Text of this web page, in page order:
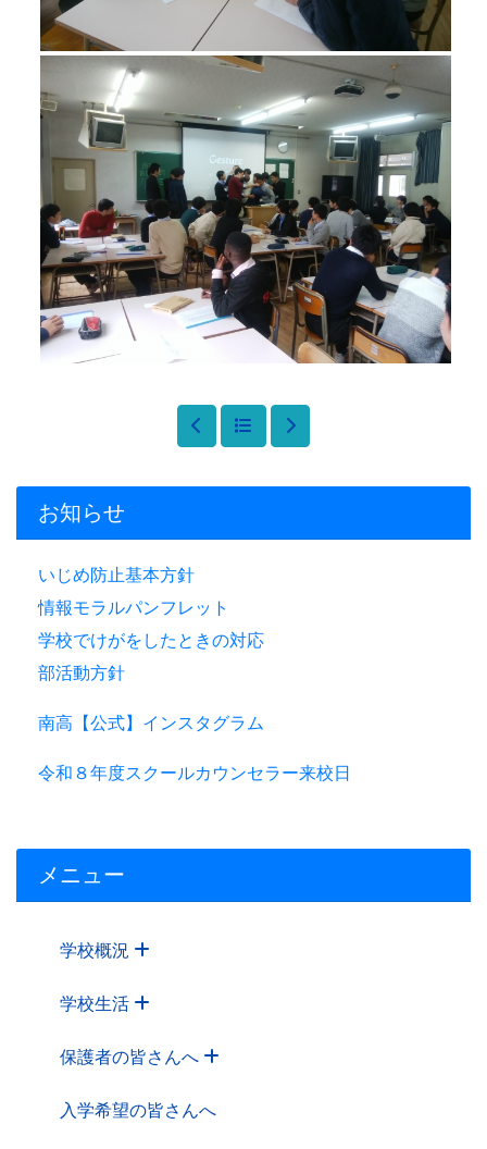
お知らせ
いじめ防止基本方針
情報モラルパンフレット
学校でけがをしたときの対応
部活動方針
南高【公式】インスタグラム
令和８年度スクールカウンセラー来校日
メニュー
学校概況
学校生活
保護者の皆さんへ
入学希望の皆さんへ